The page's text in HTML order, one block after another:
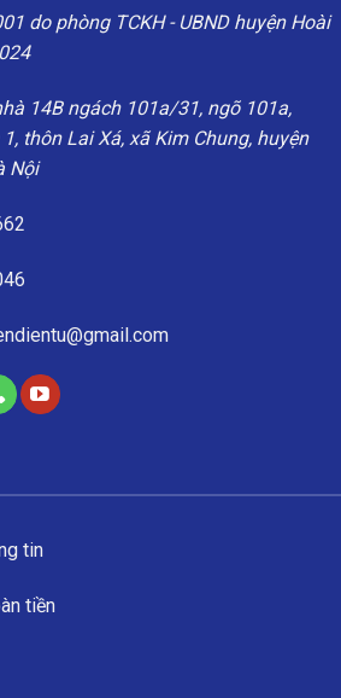
do phòng TCKH - UBND huyện Hoài
14B ngách 101a/31, ngõ 101a,
thôn Lai Xá, xã Kim Chung, huyện
Nội
tin
tiền